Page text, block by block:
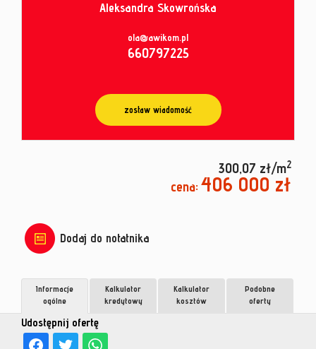
Aleksandra Skowrońska
ola@awikom.pl
660797225
zostaw wiadomość
300,07 zł/m2
cena: 406 000 zł
Dodaj do notatnika
Udostępnij ofertę
Informacje
ogólne
Kalkulator
kredytowy
Kalkulator
kosztów
Podobne
oferty